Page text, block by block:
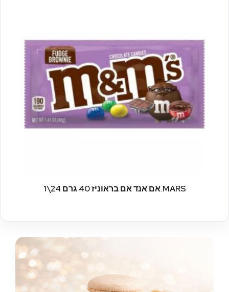
MARS.אם אנד אם בראוניז 40 גרם 24\1